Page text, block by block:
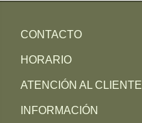
CONTACTO
HORARIO
ATENCIÓN AL CLIENTE
INFORMACIÓN